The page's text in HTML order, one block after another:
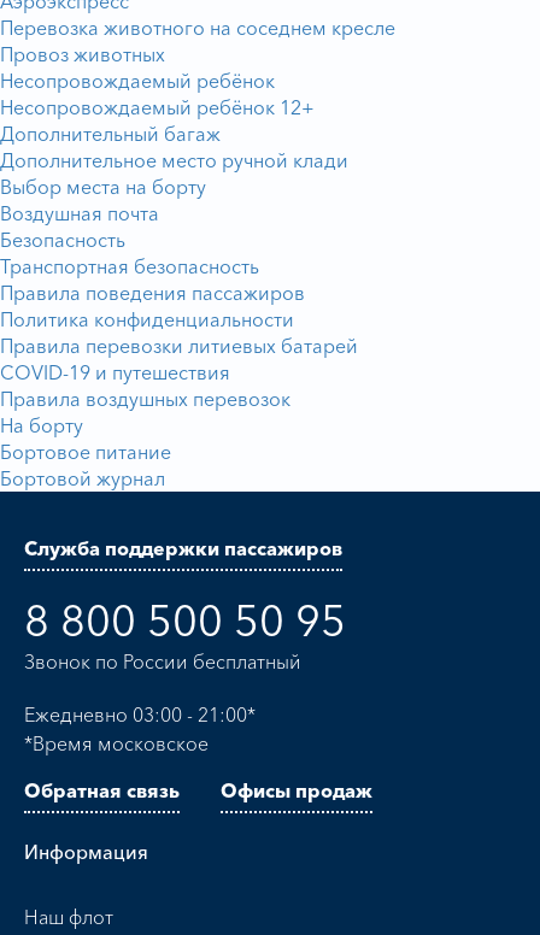
Перевозка животного на соседнем кресле
Провоз животных
Несопровождаемый ребёнок
Несопровождаемый ребёнок 12+
Дополнительный багаж
Дополнительное место ручной клади
Выбор места на борту
Воздушная почта
Безопасность
Транспортная безопасность
Правила поведения пассажиров
Политика конфиденциальности
Правила перевозки литиевых батарей
COVID-19 и путешествия
Правила воздушных перевозок
На борту
Бортовое питание
Бортовой журнал
Служба поддержки пассажиров
8 800 500 50 95
Звонок по России бесплатный
Ежедневно 03:00 - 21:00*
*Время московское
Обратная связь
Офисы продаж
Информация
Наш флот